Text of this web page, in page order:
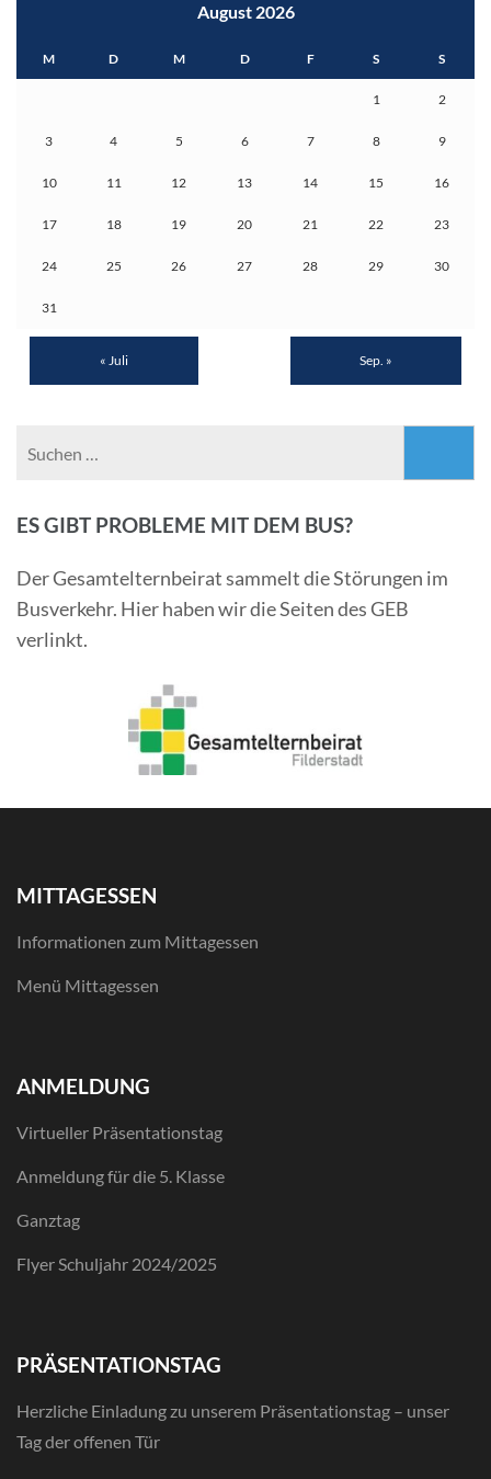
August 2026
M D M D F S S
1 2
3 4 5 6 7 8 9
10 11 12 13 14 15 16
17 18 19 20 21 22 23
24 25 26 27 28 29 30
31
« Juli Sep. »
ES GIBT PROBLEME MIT DEM BUS?
Der Gesamtelternbeirat sammelt die Störungen im
Busverkehr. Hier haben wir die Seiten des GEB
verlinkt.
MITTAGESSEN
Informationen zum Mittagessen
Menü Mittagessen
ANMELDUNG
Virtueller Präsentationstag
Anmeldung für die 5. Klasse
Ganztag
Flyer Schuljahr 2024/2025
PRÄSENTATIONSTAG
Herzliche Einladung zu unserem Präsentationstag – unser
Tag der offenen Tür